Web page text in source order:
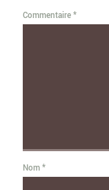
Commentaire*
Nom*